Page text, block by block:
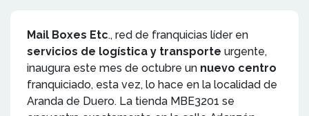
Mail Boxes Etc., red de franquicias líder en
servicios de logística y transporte urgente,
inaugura este mes de octubre un nuevo centro
franquiciado, esta vez, lo hace en la localidad de
Aranda de Duero. La tienda MBE3201 se